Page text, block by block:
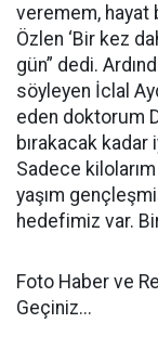
veremem, hayat
Özlen ‘Bir kez
gün” dedi.
söyleyen İclal
eden doktorum
bırakacak
Sadece
yaşım
hedefimiz var.
Foto Haber ve
Geçiniz...